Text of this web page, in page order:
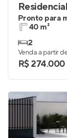
Pronto para
40 m²
2
Venda a partir de
R$ 274.000